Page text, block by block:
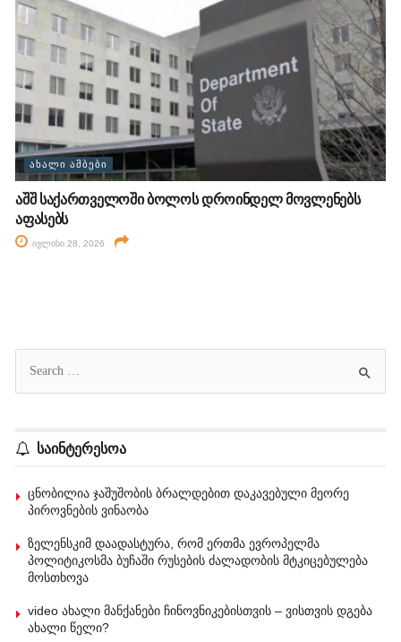
ᲐᲮᲐᲚᲘ ᲐᲛᲑᲔᲑᲘ
აშშ საქართველოში ბოლოს დროინდელ მოვლენებს
აფასებს
ივლისი 28, 2026
საინტერესოა
ცნობილია ჯაშუშობის ბრალდებით დაკავებული მეორე
პიროვნების ვინაობა
ზელენსკიმ დაადასტურა, რომ ერთმა ევროპელმა
პოლიტიკოსმა ბუჩაში რუსების ძალადობის მტკიცებულება
მოსთხოვა
video ახალი მანქანები ჩინოვნიკებისთვის – ვისთვის დგება
ახალი წელი?